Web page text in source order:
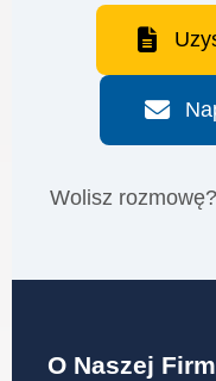
Wolisz
O Naszej